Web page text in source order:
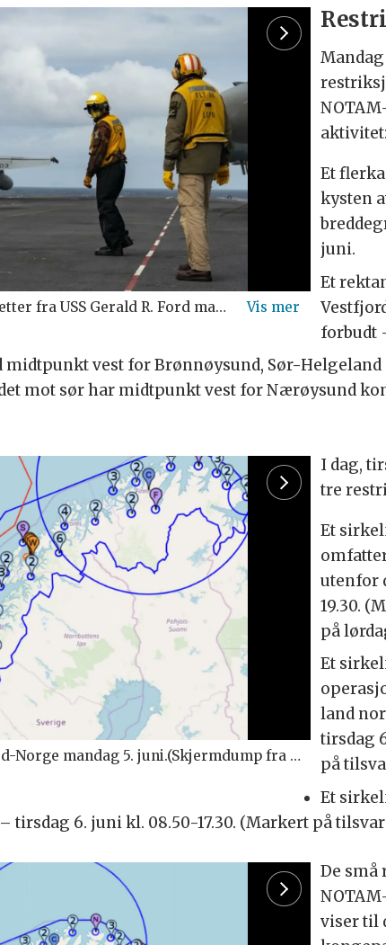
ved et ikke nærmere angitt sted i Norskehavet.(
Et MH-60S
aktivitet:
Et
kysten
juni.
Et
forbudt
vest for Brønnøysund, Sør-Helgeland
mot sør har midtpunkt vest for Nærøysund
Kartgalleri (1):Restriksjonsområder i hele Nord-Norge mandag 5. juni.(Skjermdump fra NOTAM Info)>
I dag,
tre
Et
utenfor
19.30.
på
Et
land
tirsdag
på
Et
6. juni kl. 08.50-17.30. (Markert på
De små
viser til